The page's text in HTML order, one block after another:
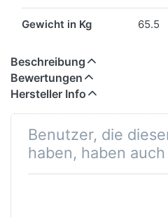
Gewicht in Kg 65.5
Beschreibung
Bewertungen
Hersteller Info
Benutzer, die
haben, haben